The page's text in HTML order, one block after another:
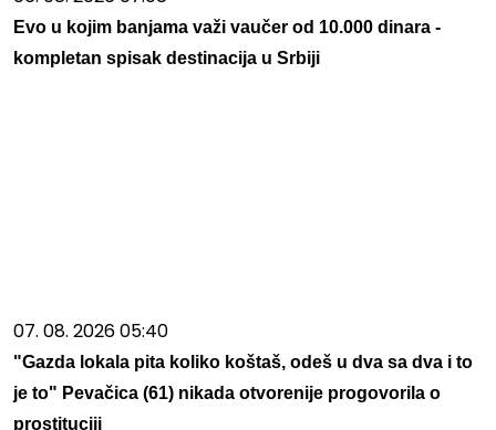
Evo u kojim banjama važi vaučer od 10.000 dinara -
kompletan spisak destinacija u Srbiji
07. 08. 2026 05:40
"Gazda lokala pita koliko koštaš, odeš u dva sa dva i to
je to" Pevačica (61) nikada otvorenije progovorila o
prostituciji